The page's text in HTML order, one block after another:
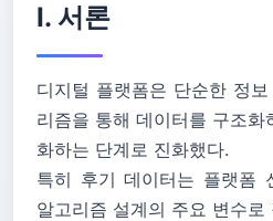
Ⅰ. 서론
디지털 플랫폼은 단순한 정
리즘을 통해 데이터를 구조화
화하는 단계로 진화했다.
특히 후기 데이터는 플랫폼
알고리즘 설계의 주요 변수로